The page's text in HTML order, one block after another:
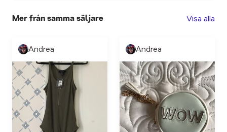
Mer från samma säljare Visa alla
Andrea Andrea